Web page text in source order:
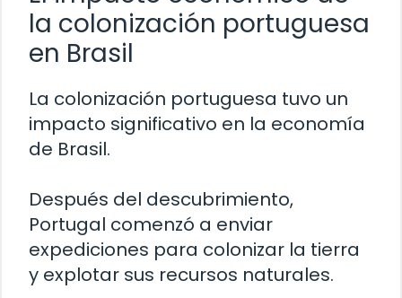
la colonización portuguesa
en Brasil
La colonización portuguesa tuvo un
impacto significativo en la economía
de Brasil.
Después del descubrimiento,
Portugal comenzó a enviar
expediciones para colonizar la tierra
y explotar sus recursos naturales.